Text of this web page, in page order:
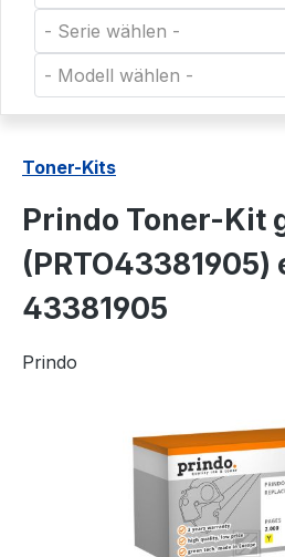
- Serie wählen -
- Modell wählen -
Toner-Kits
Prindo Toner-Kit
43381905
Prindo
Bildergalerie überspringen